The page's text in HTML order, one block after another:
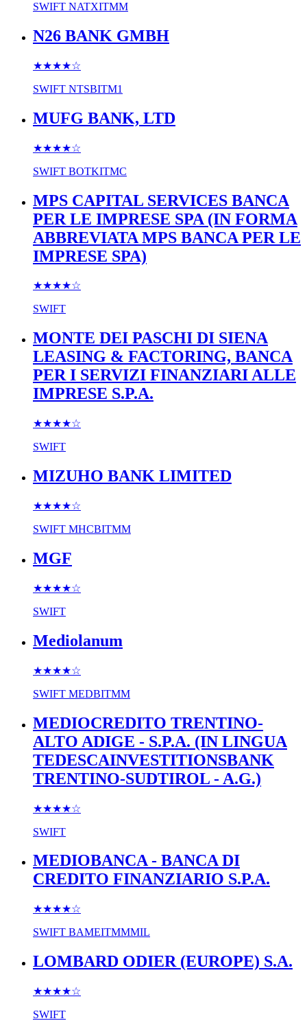
SWIFT NATXITMM
N26 BANK GMBH
★★★★☆
SWIFT NTSBITM1
MUFG BANK, LTD
★★★★☆
SWIFT BOTKITMC
MPS CAPITAL SERVICES BANCA
PER LE IMPRESE SPA (IN FORMA
ABBREVIATA MPS BANCA PER LE
IMPRESE SPA)
★★★★☆
SWIFT
MONTE DEI PASCHI DI SIENA
LEASING & FACTORING, BANCA
PER I SERVIZI FINANZIARI ALLE
IMPRESE S.P.A.
★★★★☆
SWIFT
MIZUHO BANK LIMITED
★★★★☆
SWIFT MHCBITMM
MGF
★★★★☆
SWIFT
Mediolanum
★★★★☆
SWIFT MEDBITMM
MEDIOCREDITO TRENTINO-
ALTO ADIGE - S.P.A. (IN LINGUA
TEDESCAINVESTITIONSBANK
TRENTINO-SUDTIROL - A.G.)
★★★★☆
SWIFT
MEDIOBANCA - BANCA DI
CREDITO FINANZIARIO S.P.A.
★★★★☆
SWIFT BAMEITMMMIL
LOMBARD ODIER (EUROPE) S.A.
★★★★☆
SWIFT